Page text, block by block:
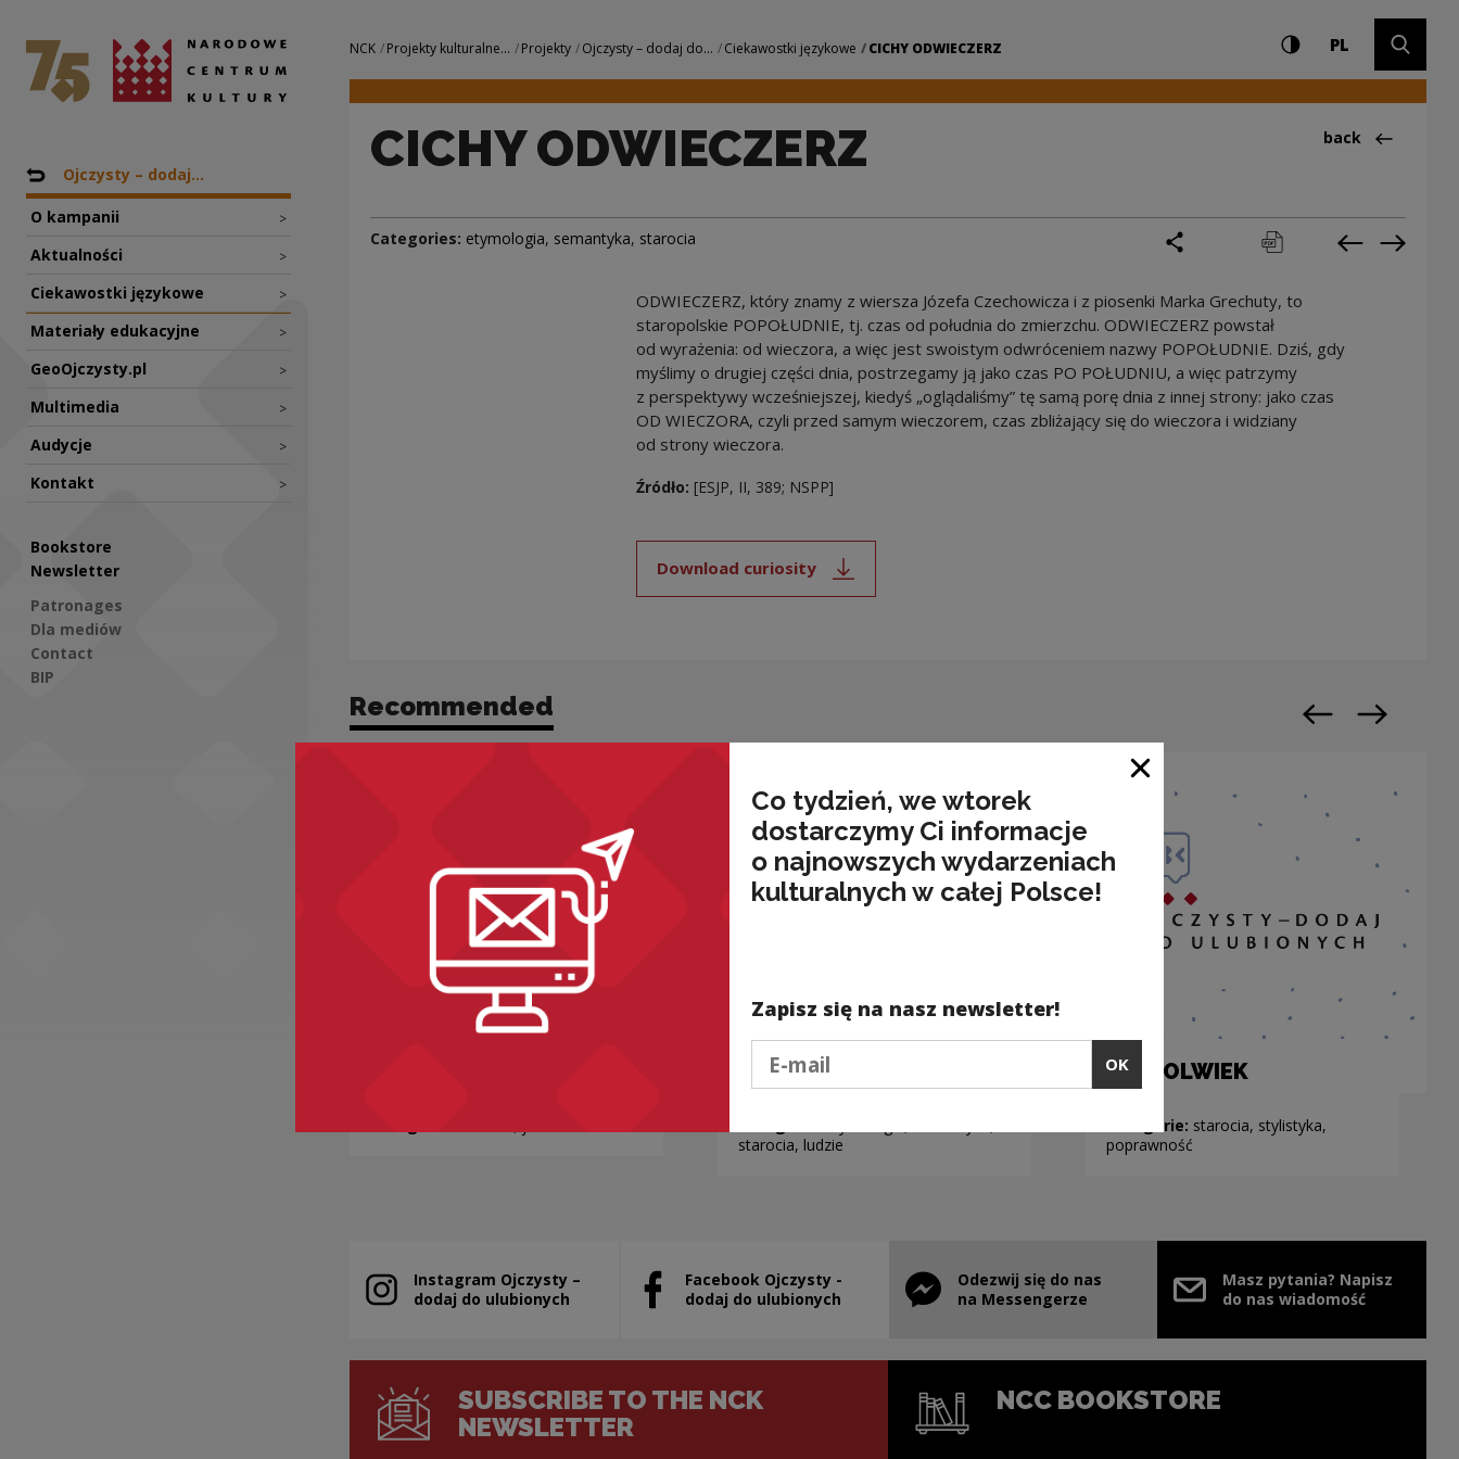
CICHY ODWIECZERZ | Narodowe Centrum Kultury
National Centre for Culture Poland
Nawigacja
Back to: Projekty
Ojczysty – dodaj...
O kampanii >
Aktualności >
Ciekawostki językowe >
Materiały edukacyjne >
GeoOjczysty.pl >
Multimedia >
Audycje >
Kontakt >
Bookstore
Newsletter
Patronages
Dla mediów
Contact
BIP
Navigation
NCK Projekty kulturalne... Projekty Ojczysty – dodaj do... Ciekawostki językowe CICHY ODWIECZERZ Settings and search
High contrast
PLCHANGE
CICHY ODWIECZERZ Back
back
Categories: etymologia, semantyka, starocia print pobierz Previous
Next
ODWIECZERZ, który znamy z wiersza Józefa Czechowicza i z piosenki Marka Grechuty, to
staropolskie POPOŁUDNIE, tj. czas od południa do zmierzchu. ODWIECZERZ powstał
od wyrażenia: od wieczora, a więc jest swoistym odwróceniem nazwy POPOŁUDNIE. Dziś, gdy
myślimy o drugiej części dnia, postrzegamy ją jako czas PO POŁUDNIU, a więc patrzymy
z perspektywy wcześniejszej, kiedyś „oglądaliśmy” tę samą porę dnia z innej strony: jako czas
OD WIECZORA, czyli przed samym wieczorem, czas zbliżający się do wieczora i widziany
od strony wieczora.
Źródło: [ESJP, II, 389; NSPP]
Download curiosity
Note, the link will open in a new window
Recommended
A to SZELMA!
starocia, ludzie
ACZKOLWIEK
Kategorie: starocia, stylistyka,
poprawność
Previous slide
Next slide
Instagram Ojczysty –
dodaj do ulubionych
Note, the link will open in a new window
Facebook Ojczysty -
dodaj do ulubionych
Note, the link will open in a new window
Odezwij się do nas
na Messengerze
Note, the link will open in a new window
Masz pytania? Napisz
do nas wiadomość
SUBSCRIBE TO THE NCK
NEWSLETTER
NCC BOOKSTORE
Close window
Co tydzień, we wtorek
dostarczymy Ci informacje
o najnowszych wydarzeniach
kulturalnych w całej Polsce!
Zapisz się na nasz newsletter!
OK